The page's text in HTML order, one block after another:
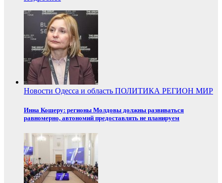
Новости Одесса и область ПОЛИТИКА РЕГИОН МИР
Инна Кошеру: регионы Молдовы должны развиваться
равномерно, автономий предоставлять не планируем